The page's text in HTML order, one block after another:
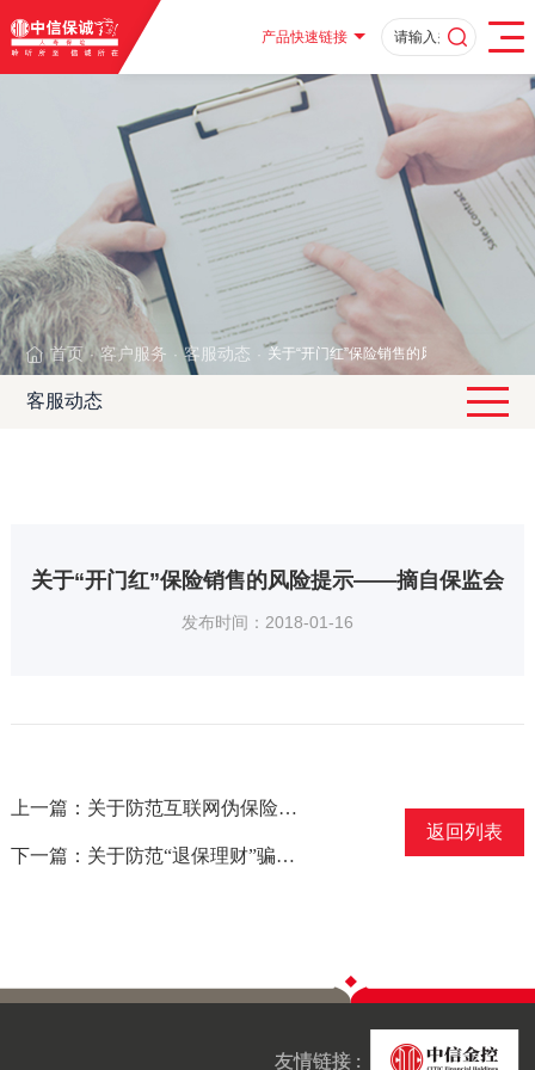
产品快速链接
首页 · 客户服务 · 客服动态 · 关于“开门红”保险销售的风险提示——摘
客服动态
关于“开门红”保险销售的风险提示——摘自保监会
发布时间：2018-01-16
上一篇：关于防范互联网伪保险产品的风险提示——摘自保监会
下一篇：关于防范“退保理财”骗局的风险提示——摘自保监会
返回列表
友情链接 :